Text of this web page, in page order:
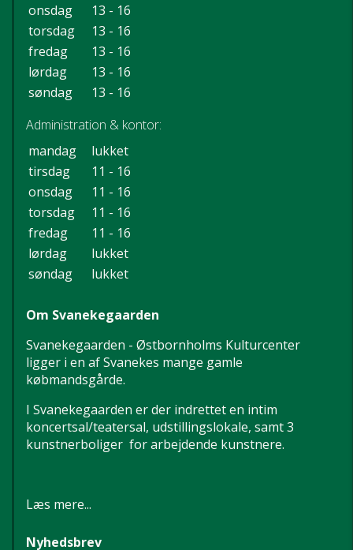
onsdag
13 - 16
torsdag
13 - 16
fredag
13 - 16
lørdag
13 - 16
søndag
13 - 16
Administration & kontor:
mandag
lukket
tirsdag
11 - 16
onsdag
11 - 16
torsdag
11 - 16
fredag
11 - 16
lørdag
lukket
søndag
lukket
Om Svanekegaarden
Svanekegaarden - Østbornholms Kulturcenter
ligger i en af Svanekes mange gamle
købmandsgårde.
I Svanekegaarden er der indrettet en intim
koncertsal/teatersal, udstillingslokale, samt 3
kunstnerboliger for arbejdende kunstnere.
Læs mere...
Nyhedsbrev